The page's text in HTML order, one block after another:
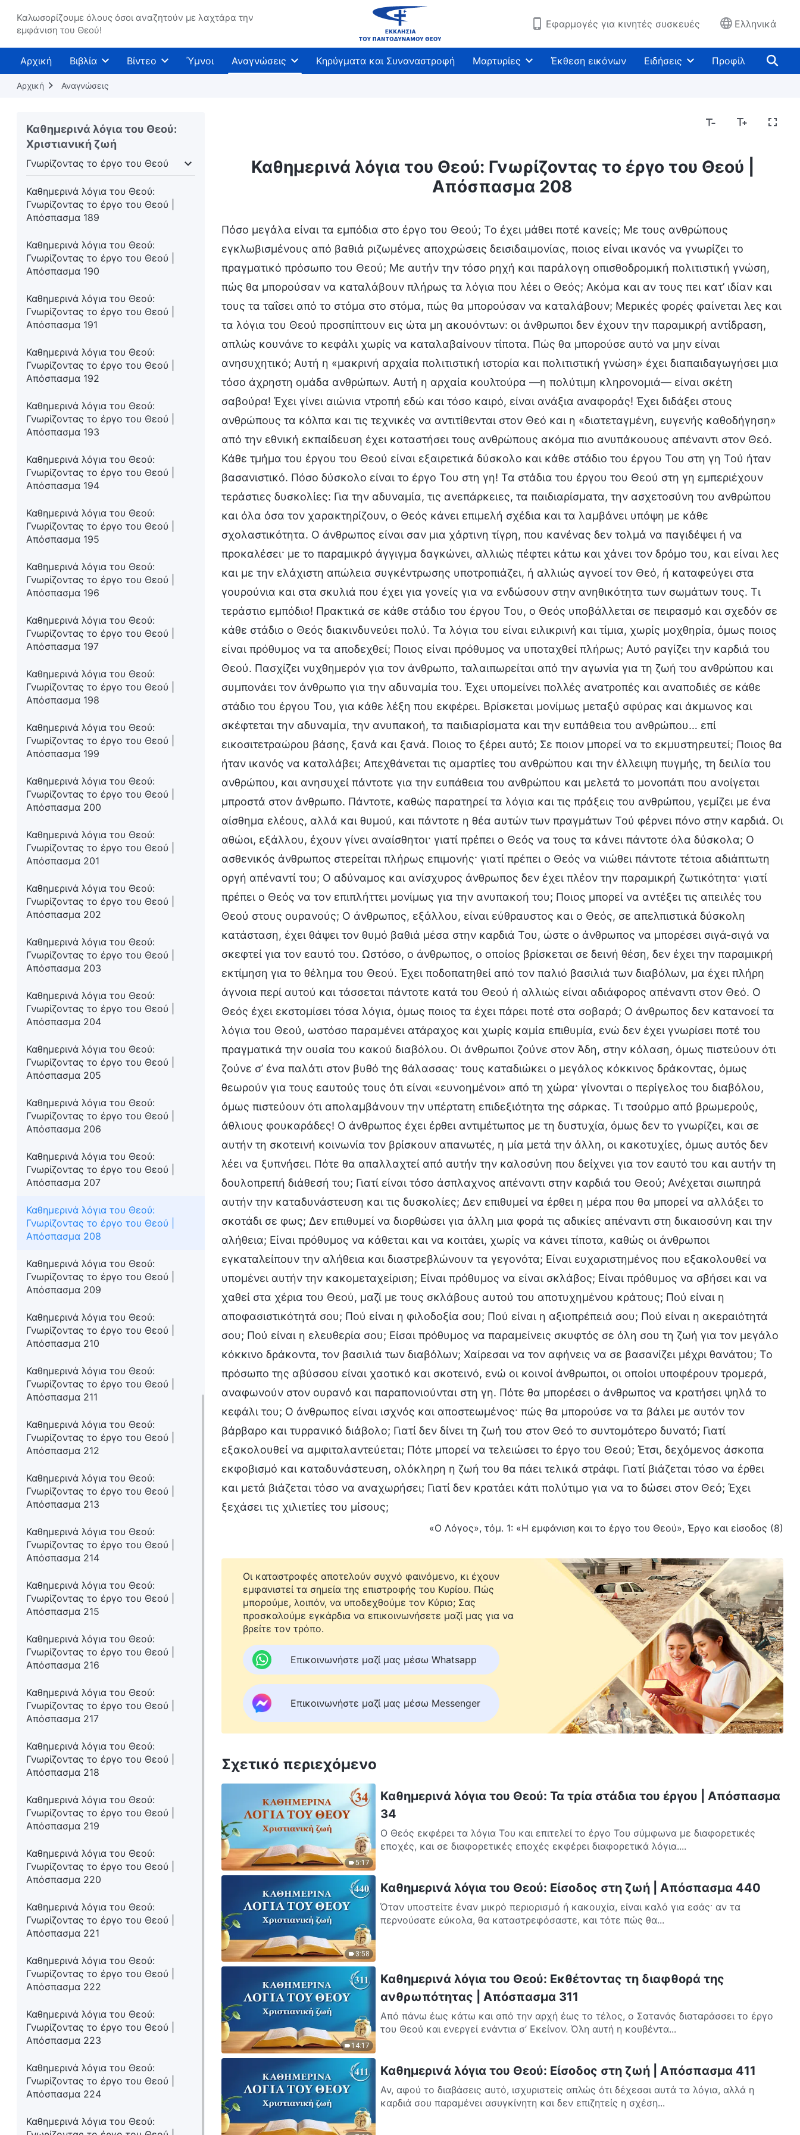
Καλωσορίζουμε όλους όσοι αναζητούν με λαχτάρα την
εμφάνιση του Θεού!
Εφαρμογές για κινητές συσκευές Ελληνικά
Αρχική Βιβλία Βίντεο Ύμνοι Αναγνώσεις Κηρύγματα και Συναναστροφή Μαρτυρίες Έκθεση εικόνων Ειδήσεις Προφίλ
Αρχική Αναγνώσεις
Καθημερινά λόγια του Θεού:
Χριστιανική ζωή
Γνωρίζοντας το έργο του Θεού
Γνωρίζοντας το έργο του Θεού Η διάθεση του Θεού και αυτό που Αυτός έχει και είναι Μυστήρια σχετικά με τη Βίβλο Εκθέτοντας
Καθημερινά λόγια του Θεού:
Απόσπασμα 186
Καθημερινά λόγια του Θεού:
Καθημερινά λόγια του Θεού:
Γνωρίζοντας το έργο του Θεού |
Απόσπασμα 188
Καθημερινά λόγια του Θεού:
Γνωρίζοντας το έργο του Θεού |
Απόσπασμα 189
Καθημερινά λόγια του Θεού:
Γνωρίζοντας το έργο του Θεού |
Απόσπασμα 190
Καθημερινά λόγια του Θεού:
Γνωρίζοντας το έργο του Θεού |
Απόσπασμα 191
Καθημερινά λόγια του Θεού:
Γνωρίζοντας το έργο του Θεού |
Απόσπασμα 192
Καθημερινά λόγια του Θεού:
Γνωρίζοντας το έργο του Θεού |
Απόσπασμα 193
Καθημερινά λόγια του Θεού:
Γνωρίζοντας το έργο του Θεού |
Απόσπασμα 194
Καθημερινά λόγια του Θεού:
Γνωρίζοντας το έργο του Θεού |
Απόσπασμα 195
Καθημερινά λόγια του Θεού:
Γνωρίζοντας το έργο του Θεού |
Απόσπασμα 196
Καθημερινά λόγια του Θεού:
Γνωρίζοντας το έργο του Θεού |
Απόσπασμα 197
Καθημερινά λόγια του Θεού:
Γνωρίζοντας το έργο του Θεού |
Απόσπασμα 198
Καθημερινά λόγια του Θεού:
Γνωρίζοντας το έργο του Θεού |
Απόσπασμα 199
Καθημερινά λόγια του Θεού:
Γνωρίζοντας το έργο του Θεού |
Απόσπασμα 200
Καθημερινά λόγια του Θεού:
Γνωρίζοντας το έργο του Θεού |
Απόσπασμα 201
Καθημερινά λόγια του Θεού:
Γνωρίζοντας το έργο του Θεού |
Απόσπασμα 202
Καθημερινά λόγια του Θεού:
Γνωρίζοντας το έργο του Θεού |
Απόσπασμα 203
Καθημερινά λόγια του Θεού:
Γνωρίζοντας το έργο του Θεού |
Απόσπασμα 204
Καθημερινά λόγια του Θεού:
Γνωρίζοντας το έργο του Θεού |
Απόσπασμα 205
Καθημερινά λόγια του Θεού:
Γνωρίζοντας το έργο του Θεού |
Απόσπασμα 206
Καθημερινά λόγια του Θεού:
Γνωρίζοντας το έργο του Θεού |
Απόσπασμα 207
Καθημερινά λόγια του Θεού:
Γνωρίζοντας το έργο του Θεού |
Απόσπασμα 208
Καθημερινά λόγια του Θεού:
Γνωρίζοντας το έργο του Θεού |
Απόσπασμα 209
Καθημερινά λόγια του Θεού:
Γνωρίζοντας το έργο του Θεού |
Απόσπασμα 210
Καθημερινά λόγια του Θεού:
Γνωρίζοντας το έργο του Θεού |
Απόσπασμα 211
Καθημερινά λόγια του Θεού:
Γνωρίζοντας το έργο του Θεού |
Απόσπασμα 212
Καθημερινά λόγια του Θεού:
Γνωρίζοντας το έργο του Θεού |
Απόσπασμα 213
Καθημερινά λόγια του Θεού:
Γνωρίζοντας το έργο του Θεού |
Απόσπασμα 214
Καθημερινά λόγια του Θεού:
Γνωρίζοντας το έργο του Θεού |
Απόσπασμα 215
Καθημερινά λόγια του Θεού:
Γνωρίζοντας το έργο του Θεού |
Απόσπασμα 216
Καθημερινά λόγια του Θεού:
Γνωρίζοντας το έργο του Θεού |
Απόσπασμα 217
Καθημερινά λόγια του Θεού:
Γνωρίζοντας το έργο του Θεού |
Απόσπασμα 218
Καθημερινά λόγια του Θεού:
Γνωρίζοντας το έργο του Θεού |
Απόσπασμα 219
Καθημερινά λόγια του Θεού:
Γνωρίζοντας το έργο του Θεού |
Απόσπασμα 220
Καθημερινά λόγια του Θεού:
Γνωρίζοντας το έργο του Θεού |
Απόσπασμα 221
Καθημερινά λόγια του Θεού:
Γνωρίζοντας το έργο του Θεού |
Απόσπασμα 222
Καθημερινά λόγια του Θεού:
Γνωρίζοντας το έργο του Θεού |
Απόσπασμα 223
Καθημερινά λόγια του Θεού:
Γνωρίζοντας το έργο του Θεού |
Απόσπασμα 224
Καθημερινά λόγια του Θεού:
Καθημερινά λόγια του Θεού: Γνωρίζοντας το έργο του Θεού |
Απόσπασμα 208
Πόσο μεγάλα είναι τα εμπόδια στο έργο του Θεού; Το έχει μάθει ποτέ κανείς; Με τους ανθρώπους
εγκλωβισμένους από βαθιά ριζωμένες αποχρώσεις δεισιδαιμονίας, ποιος είναι ικανός να γνωρίζει το
πραγματικό πρόσωπο του Θεού; Με αυτήν την τόσο ρηχή και παράλογη οπισθοδρομική πολιτιστική γνώση,
πώς θα μπορούσαν να καταλάβουν πλήρως τα λόγια που λέει ο Θεός; Ακόμα και αν τους πει κατ’ ιδίαν και
τους τα ταΐσει από το στόμα στο στόμα, πώς θα μπορούσαν να καταλάβουν; Μερικές φορές φαίνεται λες και
τα λόγια του Θεού προσπίπτουν εις ώτα μη ακουόντων: οι άνθρωποι δεν έχουν την παραμικρή αντίδραση,
απλώς κουνάνε το κεφάλι χωρίς να καταλαβαίνουν τίποτα. Πώς θα μπορούσε αυτό να μην είναι
ανησυχητικό; Αυτή η «μακρινή αρχαία πολιτιστική ιστορία και πολιτιστική γνώση» έχει διαπαιδαγωγήσει μια
τόσο άχρηστη ομάδα ανθρώπων. Αυτή η αρχαία κουλτούρα —η πολύτιμη κληρονομιά— είναι σκέτη
σαβούρα! Έχει γίνει αιώνια ντροπή εδώ και τόσο καιρό, είναι ανάξια αναφοράς! Έχει διδάξει στους
ανθρώπους τα κόλπα και τις τεχνικές να αντιτίθενται στον Θεό και η «διατεταγμένη, ευγενής καθοδήγηση»
από την εθνική εκπαίδευση έχει καταστήσει τους ανθρώπους ακόμα πιο ανυπάκουους απέναντι στον Θεό.
Κάθε τμήμα του έργου του Θεού είναι εξαιρετικά δύσκολο και κάθε στάδιο του έργου Του στη γη Τού ήταν
βασανιστικό. Πόσο δύσκολο είναι το έργο Του στη γη! Τα στάδια του έργου του Θεού στη γη εμπεριέχουν
τεράστιες δυσκολίες: Για την αδυναμία, τις ανεπάρκειες, τα παιδιαρίσματα, την ασχετοσύνη του ανθρώπου
και όλα όσα τον χαρακτηρίζουν, ο Θεός κάνει επιμελή σχέδια και τα λαμβάνει υπόψη με κάθε
σχολαστικότητα. Ο άνθρωπος είναι σαν μια χάρτινη τίγρη, που κανένας δεν τολμά να παγιδέψει ή να
προκαλέσει· με το παραμικρό άγγιγμα δαγκώνει, αλλιώς πέφτει κάτω και χάνει τον δρόμο του, και είναι λες
και με την ελάχιστη απώλεια συγκέντρωσης υποτροπιάζει, ή αλλιώς αγνοεί τον Θεό, ή καταφεύγει στα
γουρούνια και στα σκυλιά που έχει για γονείς για να ενδώσουν στην ανηθικότητα των σωμάτων τους. Τι
τεράστιο εμπόδιο! Πρακτικά σε κάθε στάδιο του έργου Του, ο Θεός υποβάλλεται σε πειρασμό και σχεδόν σε
κάθε στάδιο ο Θεός διακινδυνεύει πολύ. Τα λόγια του είναι ειλικρινή και τίμια, χωρίς μοχθηρία, όμως ποιος
είναι πρόθυμος να τα αποδεχθεί; Ποιος είναι πρόθυμος να υποταχθεί πλήρως; Αυτό ραγίζει την καρδιά του
Θεού. Πασχίζει νυχθημερόν για τον άνθρωπο, ταλαιπωρείται από την αγωνία για τη ζωή του ανθρώπου και
συμπονάει τον άνθρωπο για την αδυναμία του. Έχει υπομείνει πολλές ανατροπές και αναποδιές σε κάθε
στάδιο του έργου Του, για κάθε λέξη που εκφέρει. Βρίσκεται μονίμως μεταξύ σφύρας και άκμωνος και
σκέφτεται την αδυναμία, την ανυπακοή, τα παιδιαρίσματα και την ευπάθεια του ανθρώπου… επί
εικοσιτετραώρου βάσης, ξανά και ξανά. Ποιος το ξέρει αυτό; Σε ποιον μπορεί να το εκμυστηρευτεί; Ποιος θα
ήταν ικανός να καταλάβει; Απεχθάνεται τις αμαρτίες του ανθρώπου και την έλλειψη πυγμής, τη δειλία του
ανθρώπου, και ανησυχεί πάντοτε για την ευπάθεια του ανθρώπου και μελετά το μονοπάτι που ανοίγεται
μπροστά στον άνθρωπο. Πάντοτε, καθώς παρατηρεί τα λόγια και τις πράξεις του ανθρώπου, γεμίζει με ένα
αίσθημα ελέους, αλλά και θυμού, και πάντοτε η θέα αυτών των πραγμάτων Τού φέρνει πόνο στην καρδιά. Οι
αθώοι, εξάλλου, έχουν γίνει αναίσθητοι· γιατί πρέπει ο Θεός να τους τα κάνει πάντοτε όλα δύσκολα; Ο
ασθενικός άνθρωπος στερείται πλήρως επιμονής· γιατί πρέπει ο Θεός να νιώθει πάντοτε τέτοια αδιάπτωτη
οργή απέναντί του; Ο αδύναμος και ανίσχυρος άνθρωπος δεν έχει πλέον την παραμικρή ζωτικότητα· γιατί
πρέπει ο Θεός να τον επιπλήττει μονίμως για την ανυπακοή του; Ποιος μπορεί να αντέξει τις απειλές του
Θεού στους ουρανούς; Ο άνθρωπος, εξάλλου, είναι εύθραυστος και ο Θεός, σε απελπιστικά δύσκολη
κατάσταση, έχει θάψει τον θυμό βαθιά μέσα στην καρδιά Του, ώστε ο άνθρωπος να μπορέσει σιγά-σιγά να
σκεφτεί για τον εαυτό του. Ωστόσο, ο άνθρωπος, ο οποίος βρίσκεται σε δεινή θέση, δεν έχει την παραμικρή
εκτίμηση για το θέλημα του Θεού. Έχει ποδοπατηθεί από τον παλιό βασιλιά των διαβόλων, μα έχει πλήρη
άγνοια περί αυτού και τάσσεται πάντοτε κατά του Θεού ή αλλιώς είναι αδιάφορος απέναντι στον Θεό. Ο
Θεός έχει εκστομίσει τόσα λόγια, όμως ποιος τα έχει πάρει ποτέ στα σοβαρά; Ο άνθρωπος δεν κατανοεί τα
λόγια του Θεού, ωστόσο παραμένει ατάραχος και χωρίς καμία επιθυμία, ενώ δεν έχει γνωρίσει ποτέ του
πραγματικά την ουσία του κακού διαβόλου. Οι άνθρωποι ζούνε στον Άδη, στην κόλαση, όμως πιστεύουν ότι
ζούνε σ’ ένα παλάτι στον βυθό της θάλασσας· τους καταδιώκει ο μεγάλος κόκκινος δράκοντας, όμως
θεωρούν για τους εαυτούς τους ότι είναι «ευνοημένοι» από τη χώρα· γίνονται ο περίγελος του διαβόλου,
όμως πιστεύουν ότι απολαμβάνουν την υπέρτατη επιδεξιότητα της σάρκας. Τι τσούρμο από βρωμερούς,
άθλιους φουκαράδες! Ο άνθρωπος έχει έρθει αντιμέτωπος με τη δυστυχία, όμως δεν το γνωρίζει, και σε
αυτήν τη σκοτεινή κοινωνία τον βρίσκουν απανωτές, η μία μετά την άλλη, οι κακοτυχίες, όμως αυτός δεν
λέει να ξυπνήσει. Πότε θα απαλλαχτεί από αυτήν την καλοσύνη που δείχνει για τον εαυτό του και αυτήν τη
δουλοπρεπή διάθεσή του; Γιατί είναι τόσο άσπλαχνος απέναντι στην καρδιά του Θεού; Ανέχεται σιωπηρά
αυτήν την καταδυνάστευση και τις δυσκολίες; Δεν επιθυμεί να έρθει η μέρα που θα μπορεί να αλλάξει το
σκοτάδι σε φως; Δεν επιθυμεί να διορθώσει για άλλη μια φορά τις αδικίες απέναντι στη δικαιοσύνη και την
αλήθεια; Είναι πρόθυμος να κάθεται και να κοιτάει, χωρίς να κάνει τίποτα, καθώς οι άνθρωποι
εγκαταλείπουν την αλήθεια και διαστρεβλώνουν τα γεγονότα; Είναι ευχαριστημένος που εξακολουθεί να
υπομένει αυτήν την κακομεταχείριση; Είναι πρόθυμος να είναι σκλάβος; Είναι πρόθυμος να σβήσει και να
χαθεί στα χέρια του Θεού, μαζί με τους σκλάβους αυτού του αποτυχημένου κράτους; Πού είναι η
αποφασιστικότητά σου; Πού είναι η φιλοδοξία σου; Πού είναι η αξιοπρέπειά σου; Πού είναι η ακεραιότητά
σου; Πού είναι η ελευθερία σου; Είσαι πρόθυμος να παραμείνεις σκυφτός σε όλη σου τη ζωή για τον μεγάλο
κόκκινο δράκοντα, τον βασιλιά των διαβόλων; Χαίρεσαι να τον αφήνεις να σε βασανίζει μέχρι θανάτου; Το
πρόσωπο της αβύσσου είναι χαοτικό και σκοτεινό, ενώ οι κοινοί άνθρωποι, οι οποίοι υποφέρουν τρομερά,
αναφωνούν στον ουρανό και παραπονιούνται στη γη. Πότε θα μπορέσει ο άνθρωπος να κρατήσει ψηλά το
κεφάλι του; Ο άνθρωπος είναι ισχνός και αποστεωμένος· πώς θα μπορούσε να τα βάλει με αυτόν τον
βάρβαρο και τυρρανικό διάβολο; Γιατί δεν δίνει τη ζωή του στον Θεό το συντομότερο δυνατό; Γιατί
εξακολουθεί να αμφιταλαντεύεται; Πότε μπορεί να τελειώσει το έργο του Θεού; Έτσι, δεχόμενος άσκοπα
εκφοβισμό και καταδυνάστευση, ολόκληρη η ζωή του θα πάει τελικά στράφι. Γιατί βιάζεται τόσο να έρθει
και μετά βιάζεται τόσο να αναχωρήσει; Γιατί δεν κρατάει κάτι πολύτιμο για να το δώσει στον Θεό; Έχει
ξεχάσει τις χιλιετίες του μίσους;
«Ο Λόγος», τόμ. 1: «Η εμφάνιση και το έργο του Θεού», Έργο και είσοδος (8)
Οι καταστροφές αποτελούν συχνό φαινόμενο, κι έχουν
εμφανιστεί τα σημεία της επιστροφής του Κυρίου. Πώς
μπορούμε, λοιπόν, να υποδεχθούμε τον Κύριο; Σας
προσκαλούμε εγκάρδια να επικοινωνήσετε μαζί μας για να
βρείτε τον τρόπο.
Επικοινωνήστε μαζί μας μέσω Whatsapp
Επικοινωνήστε μαζί μας μέσω Messenger
Σχετικό περιεχόμενο
5:17
Καθημερινά λόγια του Θεού: Τα τρία στάδια του έργου | Απόσπασμα
34
Ο Θεός εκφέρει τα λόγια Του και επιτελεί το έργο Του σύμφωνα με διαφορετικές
εποχές, και σε διαφορετικές εποχές εκφέρει διαφορετικά λόγια....
3:58
Καθημερινά λόγια του Θεού: Είσοδος στη ζωή | Απόσπασμα 440
Όταν υποστείτε έναν μικρό περιορισμό ή κακουχία, είναι καλό για εσάς· αν τα
περνούσατε εύκολα, θα καταστρεφόσαστε, και τότε πώς θα...
14:17
Καθημερινά λόγια του Θεού: Εκθέτοντας τη διαφθορά της
ανθρωπότητας | Απόσπασμα 311
Από πάνω έως κάτω και από την αρχή έως το τέλος, ο Σατανάς διαταράσσει το έργο
του Θεού και ενεργεί ενάντια σ’ Εκείνον. Όλη αυτή η κουβέντα...
Καθημερινά λόγια του Θεού: Είσοδος στη ζωή | Απόσπασμα 411
Αν, αφού το διαβάσεις αυτό, ισχυριστείς απλώς ότι δέχεσαι αυτά τα λόγια, αλλά η
καρδιά σου παραμένει ασυγκίνητη και δεν επιζητείς η σχέση...